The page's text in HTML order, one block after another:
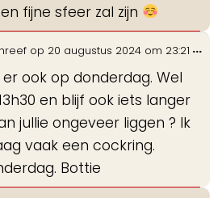
fijne sfeer zal zijn
op 20 augustus 2024 om 23:21
er ook op donderdag. Wel
en blijf ook iets langer
jullie ongeveer liggen ? Ik
vaak een cockring.
Bottie
...